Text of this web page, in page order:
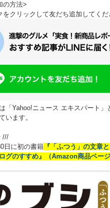
の方法>
をクリックして友だち追加してくだ
「Yahoo!ニュース エキスパート」
います。
///
日に初の書籍 『「ふつう」の文章
グのすすめ』（Amazon商品ページ